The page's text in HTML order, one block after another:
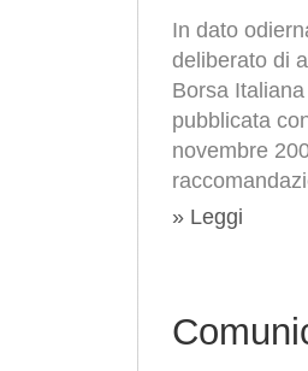
In dato
deliberato di
Borsa
pubblicata
novembre
» Leggi